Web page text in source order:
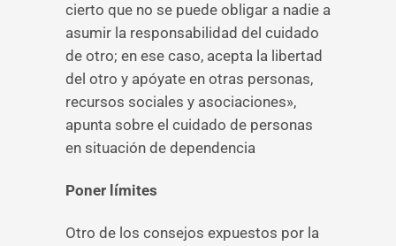
cierto que no se puede obligar a nadie a
asumir la responsabilidad del cuidado
de otro; en ese caso, acepta la libertad
del otro y apóyate en otras personas,
recursos sociales y asociaciones»,
apunta sobre el cuidado de personas
en situación de dependencia
Poner límites
Otro de los consejos expuestos por la